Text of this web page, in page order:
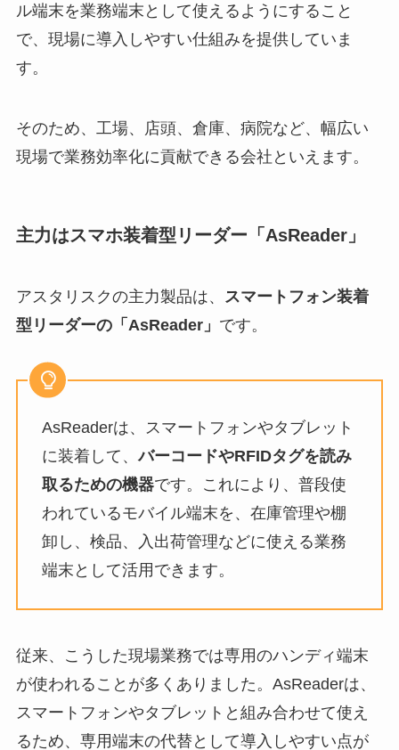
ル端末を業務端末として使えるようにすること
で、現場に導入しやすい仕組みを提供していま
す。
そのため、工場、店頭、倉庫、病院など、幅広い
現場で業務効率化に貢献できる会社といえます。
主力はスマホ装着型リーダー「AsReader」
アスタリスクの主力製品は、 スマートフォン装着
型リーダーの「AsReader」 です。
AsReaderは、スマートフォンやタブレット
に装着して、バーコードやRFIDタグを読み
取るための機器です。これにより、普段使
われているモバイル端末を、在庫管理や棚
卸し、検品、入出荷管理などに使える業務
端末として活用できます。
従来、こうした現場業務では専用のハンディ端末
が使われることが多くありました。AsReaderは、
スマートフォンやタブレットと組み合わせて使え
るため、専用端末の代替として導入しやすい点が